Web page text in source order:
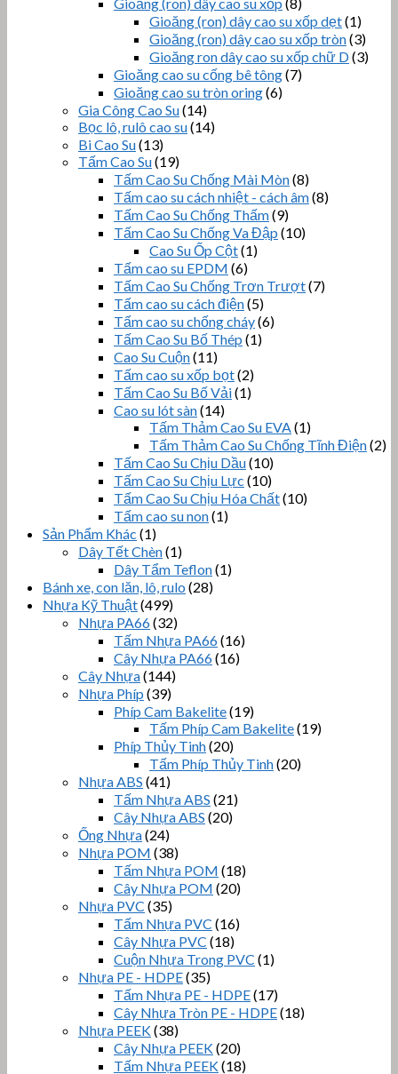
Gioăng (ron) dây cao su xốp dẹt(1)
Gioăng (ron) dây cao su xốp tròn(3)
Gioăng ron dây cao su xốp chữ D(3)
Gioăng cao su cống bê tông(7)
Gioăng cao su tròn oring(6)
Gia Công Cao Su(14)
Bọc lô, rulô cao su(14)
Bi Cao Su(13)
Tấm Cao Su(19)
Tấm Cao Su Chống Mài Mòn(8)
Tấm cao su cách nhiệt - cách âm(8)
Tấm Cao Su Chống Thấm(9)
Tấm Cao Su Chống Va Đập (10)
Cao Su Ốp Cột(1)
Tấm cao su EPDM (6)
Tấm Cao Su Chống Trơn Trượt(7)
Tấm cao su cách điện(5)
Tấm cao su chống cháy(6)
Tấm Cao Su Bố Thép (1)
Cao Su Cuộn(11)
Tấm cao su xốp bọt(2)
Tấm Cao Su Bố Vải(1)
Cao su lót sàn(14)
Tấm Thảm Cao Su EVA(1)
Tấm Thảm Cao Su Chống Tĩnh Điện(2)
Tấm Cao Su Chịu Dầu(10)
Tấm Cao Su Chịu Lực (10)
Tấm Cao Su Chịu Hóa Chất(10)
Tấm cao su non(1)
Sản Phẩm Khác (1)
Dây Tết Chèn(1)
Dây Tẩm Teflon(1)
Bánh xe, con lăn, lô, rulo (28)
Nhựa Kỹ Thuật(499)
Nhựa PA66(32)
Tấm Nhựa PA66(16)
Cây Nhựa PA66(16)
Cây Nhựa(144)
Nhựa Phíp (39)
Phíp Cam Bakelite(19)
Tấm Phíp Cam Bakelite(19)
Phíp Thủy Tinh(20)
Tấm Phíp Thủy Tinh(20)
Nhựa ABS (41)
Tấm Nhựa ABS (21)
Cây Nhựa ABS (20)
Ống Nhựa(24)
Nhựa POM (38)
Tấm Nhựa POM (18)
Cây Nhựa POM (20)
Nhựa PVC (35)
Tấm Nhựa PVC (16)
Cây Nhựa PVC (18)
Cuộn Nhựa Trong PVC (1)
Nhựa PE - HDPE(35)
Tấm Nhựa PE - HDPE(17)
Cây Nhựa Tròn PE - HDPE(18)
Nhựa PEEK(38)
Cây Nhựa PEEK(20)
Tấm Nhựa PEEK(18)